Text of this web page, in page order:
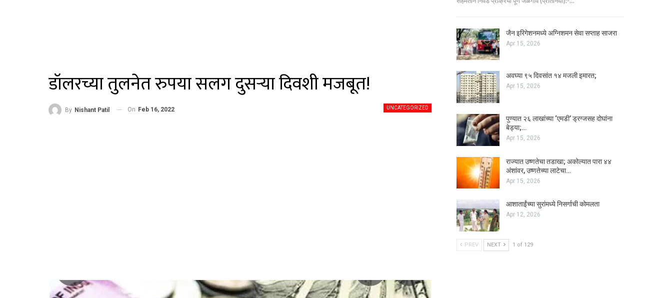
डॉलरच्या तुलनेत रुपया सलग दुसऱ्या दिवशी मजबूत!
UNCATEGORIZED
By Nishant Patil On Feb 16, 2022
जैन इरिगेशनमध्ये अग्निशमन सेवा सप्ताह साजरा
Apr 15, 2026
अवघ्या ९५ दिवसांत १४ मजली इमारत;
Apr 15, 2026
पुण्यात २६ लाखांच्या ‘एमडी’ ड्रग्जसह दोघांना
बेड्या;…
Apr 15, 2026
राज्यात उष्णतेचा तडाखा; अकोल्यात पारा ४४
अंशांवर, उष्णतेच्या लाटेचा…
Apr 15, 2026
आशाताईंच्या सुरांमध्ये निसर्गाची कोमलता
Apr 12, 2026
PREV NEXT 1 of 129